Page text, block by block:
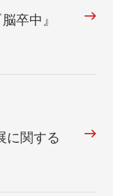
卒中』
に関する